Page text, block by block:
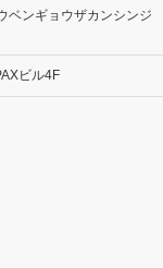
ベンギョウザカンシンジ
ビル4F